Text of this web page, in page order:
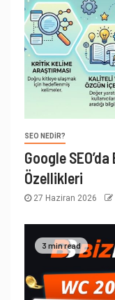
SEO NEDIR?
Google
Özellikleri
27 Haziran 2026
3 min read